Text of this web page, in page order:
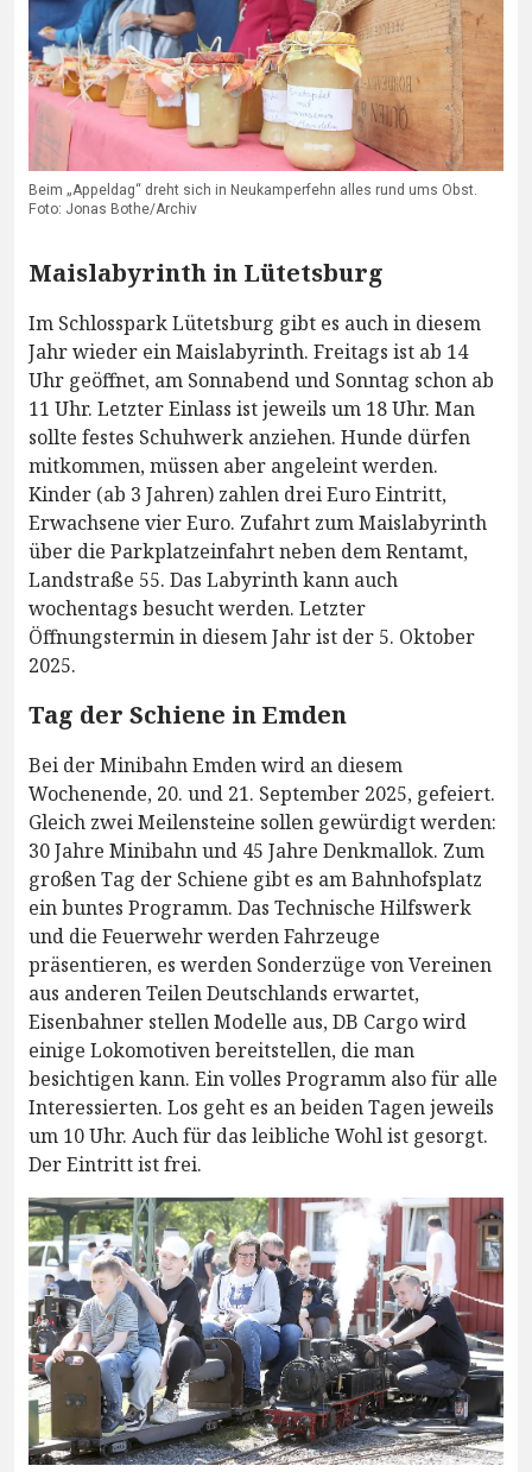
Beim „Appeldag“ dreht sich in Neukamperfehn alles rund ums Obst.
Foto: Jonas Bothe/Archiv
Maislabyrinth in Lütetsburg
Im Schlosspark Lütetsburg gibt es auch in diesem
Jahr wieder ein Maislabyrinth. Freitags ist ab 14
Uhr geöffnet, am Sonnabend und Sonntag schon ab
11 Uhr. Letzter Einlass ist jeweils um 18 Uhr. Man
sollte festes Schuhwerk anziehen. Hunde dürfen
mitkommen, müssen aber angeleint werden.
Kinder (ab 3 Jahren) zahlen drei Euro Eintritt,
Erwachsene vier Euro. Zufahrt zum Maislabyrinth
über die Parkplatzeinfahrt neben dem Rentamt,
Landstraße 55. Das Labyrinth kann auch
wochentags besucht werden. Letzter
Öffnungstermin in diesem Jahr ist der 5. Oktober
2025.
Tag der Schiene in Emden
Bei der Minibahn Emden wird an diesem
Wochenende, 20. und 21. September 2025, gefeiert.
Gleich zwei Meilensteine sollen gewürdigt werden:
30 Jahre Minibahn und 45 Jahre Denkmallok. Zum
großen Tag der Schiene gibt es am Bahnhofsplatz
ein buntes Programm. Das Technische Hilfswerk
und die Feuerwehr werden Fahrzeuge
präsentieren, es werden Sonderzüge von Vereinen
aus anderen Teilen Deutschlands erwartet,
Eisenbahner stellen Modelle aus, DB Cargo wird
einige Lokomotiven bereitstellen, die man
besichtigen kann. Ein volles Programm also für alle
Interessierten. Los geht es an beiden Tagen jeweils
um 10 Uhr. Auch für das leibliche Wohl ist gesorgt.
Der Eintritt ist frei.